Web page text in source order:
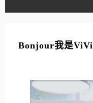
Bonjour我是ViVi